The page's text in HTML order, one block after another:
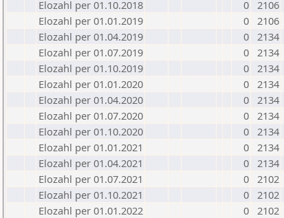
Elozahl per 01.10.2018
0 2106
Elozahl per 01.01.2019
0 2106
Elozahl per 01.04.2019
0 2134
Elozahl per 01.07.2019
0 2134
Elozahl per 01.10.2019
0 2134
Elozahl per 01.01.2020
0 2134
Elozahl per 01.04.2020
0 2134
Elozahl per 01.07.2020
0 2134
Elozahl per 01.10.2020
0 2134
Elozahl per 01.01.2021
0 2134
Elozahl per 01.04.2021
0 2134
Elozahl per 01.07.2021
0 2102
Elozahl per 01.10.2021
0 2102
Elozahl per 01.01.2022
0 2102